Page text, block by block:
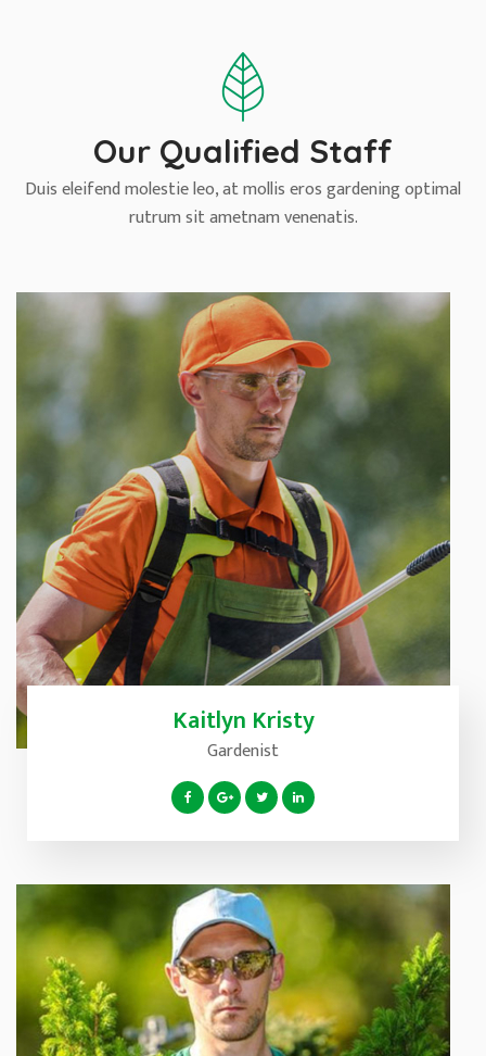
Our Qualified Staff
Duis eleifend molestie leo, at mollis eros gardening optimal
rutrum sit ametnam venenatis.
Kaitlyn Kristy
Gardenist